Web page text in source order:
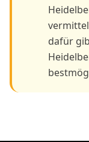
dafür